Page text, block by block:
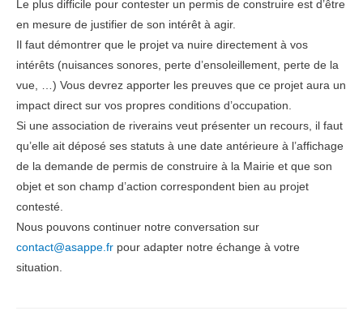
Le plus difficile pour contester un permis de construire est d’être
en mesure de justifier de son intérêt à agir.
Il faut démontrer que le projet va nuire directement à vos
intérêts (nuisances sonores, perte d’ensoleillement, perte de la
vue, …) Vous devrez apporter les preuves que ce projet aura un
impact direct sur vos propres conditions d’occupation.
Si une association de riverains veut présenter un recours, il faut
qu’elle ait déposé ses statuts à une date antérieure à l’affichage
de la demande de permis de construire à la Mairie et que son
objet et son champ d’action correspondent bien au projet
contesté.
Nous pouvons continuer notre conversation sur
contact@asappe.fr pour adapter notre échange à votre
situation.